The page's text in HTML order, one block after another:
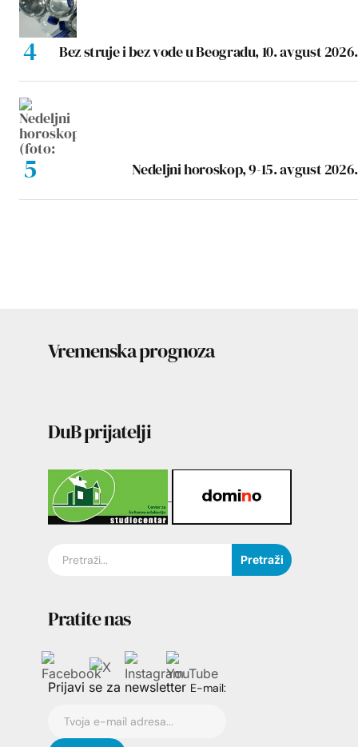
Bez struje i bez vode u Beogradu, 10. avgust 2026.
Nedeljni horoskop, 9-15. avgust 2026.
Vremenska prognoza
DuB prijatelji
Pretraži
Pratite nas
Prijavi se za newsletter E-mail: